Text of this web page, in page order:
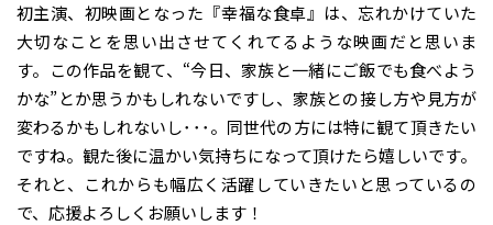
初主演、初映画となった『幸福な食卓』は、忘れかけていた
大切なことを思い出させてくれてるような映画だと思いま
す。この作品を観て、“今日、家族と一緒にご飯でも食べよう
かな”とか思うかもしれないですし、家族との接し方や見方が
変わるかもしれないし･･･。同世代の方には特に観て頂きたい
ですね。観た後に温かい気持ちになって頂けたら嬉しいです。
それと、これからも幅広く活躍していきたいと思っているの
で、応援よろしくお願いします！